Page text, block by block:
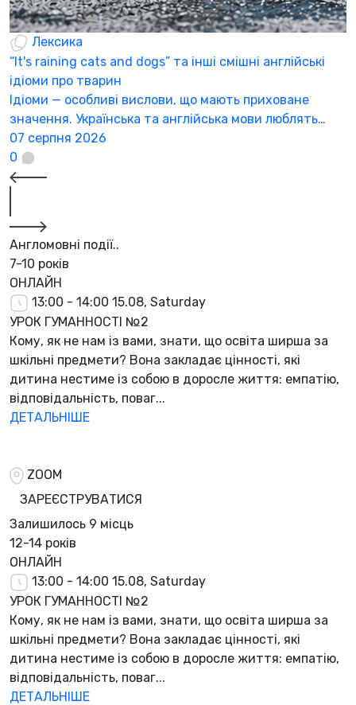
Лексика
“It's raining cats and dogs” та інші смішні англійські
ідіоми про тварин
Ідіоми — особливі вислови, що мають приховане
значення. Українська та англійська мови люблять…
07 серпня 2026
0
Англомовні події..
7-10 років
ОНЛАЙН
13:00 - 14:00 15.08, Saturday
УРОК ГУМАННОСТІ №2
Кому, як не нам із вами, знати, що освіта ширша за
шкільні предмети? Вона закладає цінності, які
дитина нестиме із собою в доросле життя: емпатію,
відповідальність, поваг...
ДЕТАЛЬНІШЕ
ZOOM
ЗАРЕЄСТРУВАТИСЯ
Залишилось 9 місць
12-14 років
ОНЛАЙН
13:00 - 14:00 15.08, Saturday
УРОК ГУМАННОСТІ №2
Кому, як не нам із вами, знати, що освіта ширша за
шкільні предмети? Вона закладає цінності, які
дитина нестиме із собою в доросле життя: емпатію,
відповідальність, поваг...
ДЕТАЛЬНІШЕ